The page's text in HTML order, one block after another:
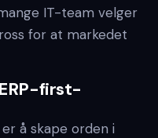
IT-team velger
for at markedet
first-
å skape orden i